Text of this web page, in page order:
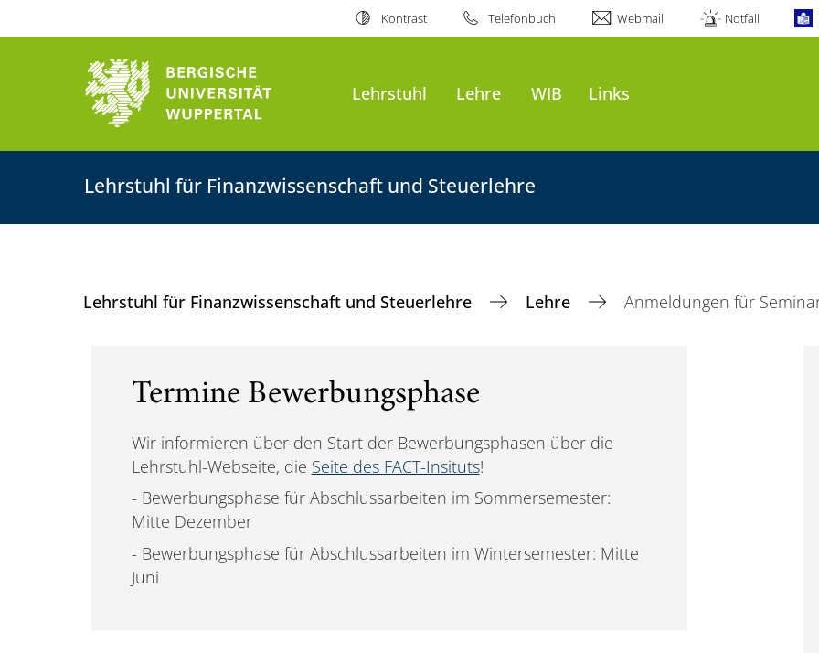
Kontrast Telefonbuch Webmail Notfall
Lehrstuhl Lehre WIB Links
Lehrstuhl für Finanzwissenschaft und Steuerlehre
Lehrstuhl für Finanzwissenschaft und Steuerlehre Lehre Anmeldungen für
Termine Bewerbungsphase
Wir informieren über den Start der Bewerbungsphasen über die
Lehrstuhl-Webseite, die Seite des FACT-Insituts!
- Bewerbungsphase für Abschlussarbeiten im Sommersemester:
Mitte Dezember
- Bewerbungsphase für Abschlussarbeiten im Wintersemester: Mitte
Juni